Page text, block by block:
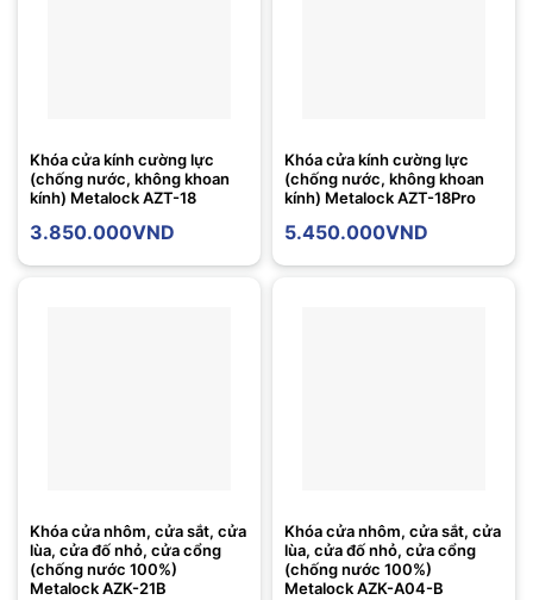
Khóa cửa kính cường lực
(chống nước, không khoan
kính) Metalock AZT-18
3.850.000VND
Khóa cửa kính cường lực
(chống nước, không khoan
kính) Metalock AZT-18Pro
5.450.000VND
Khóa cửa nhôm, cửa sắt, cửa
lùa, cửa đố nhỏ, cửa cổng
(chống nước 100%)
Metalock AZK-21B
Khóa cửa nhôm, cửa sắt, cửa
lùa, cửa đố nhỏ, cửa cổng
(chống nước 100%)
Metalock AZK-A04-B